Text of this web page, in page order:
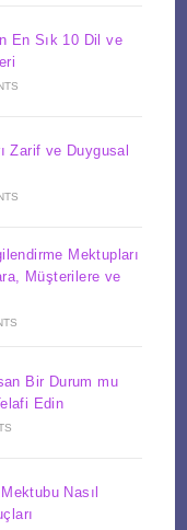
En Sık 10 Dil ve
Zarif ve Duygusal
Mektupları
Müşterilere ve
Bir Durum mu
Edin
Nasıl